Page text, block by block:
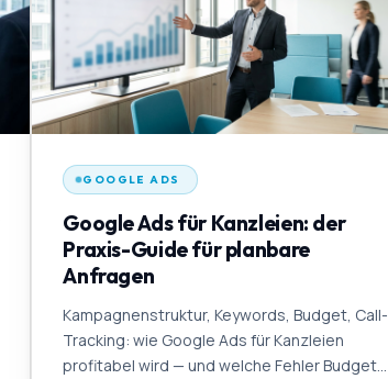
GOOGLE ADS
Google Ads für Kanzleien: der
Praxis-Guide für planbare
Anfragen
Kampagnenstruktur, Keywords, Budget, Call-
Tracking: wie Google Ads für Kanzleien
profitabel wird — und welche Fehler Budget